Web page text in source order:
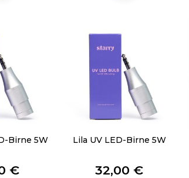
Birne 5W
€
Lila UV LED-Birne 5W
32,00 €